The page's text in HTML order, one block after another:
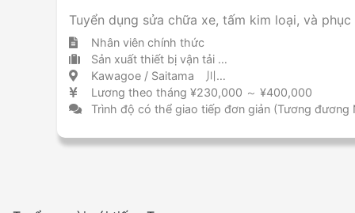
Tuyển dụng sửa chữa xe, tấm kim loại, và
Nhân viên chính thức
Sản xuất thiết bị vận tải (bao gồm ô tô)
Kawagoe / Saitama 川越 / 埼玉県
Lương theo tháng ¥230,000 ～ ¥400,000
Trình độ có thể giao tiếp đơn giản (Tương đương